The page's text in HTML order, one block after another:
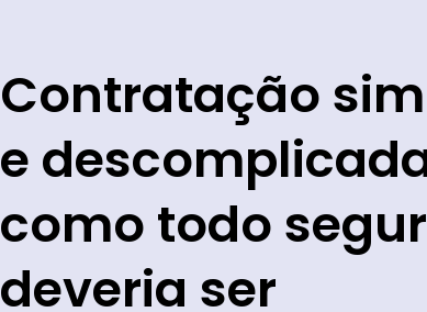
Contratação
e
como todo
deveria ser